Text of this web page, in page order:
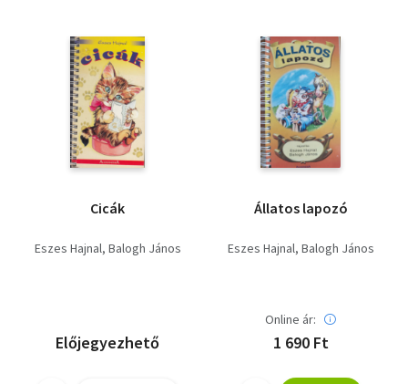
Cicák
Eszes Hajnal Balogh János
Előjegyezhető
Állatos lapozó
Eszes Hajnal Balogh János
Online ár:
1 690 Ft